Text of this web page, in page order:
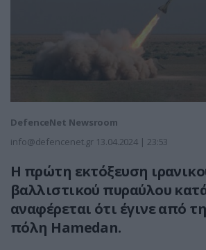
DefenceNet Newsroom
info@defencenet.gr 13.04.2024 | 23:53
Η πρώτη εκτόξευση
βαλλιστικού πυραύλου
αναφέρεται ότι έγινε από
πόλη Hamedan.